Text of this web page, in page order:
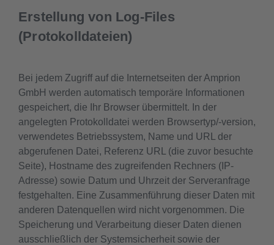
Erstellung von Log-Files
(Protokolldateien)
Bei jedem Zugriff auf die Internetseiten der Amprion
GmbH werden automatisch temporäre Informationen
gespeichert, die Ihr Browser übermittelt. In der
angelegten Protokolldatei werden Browsertyp/-version,
verwendetes Betriebssystem, Name und URL der
abgerufenen Datei, Referenz URL (die zuvor besuchte
Seite), Hostname des zugreifenden Rechners (IP-
Adresse) sowie Datum und Uhrzeit der Serveranfrage
festgehalten. Eine Zusammenführung dieser Daten mit
anderen Datenquellen wird nicht vorgenommen. Die
Speicherung und Verarbeitung dieser Daten dienen
ausschließlich der Systemsicherheit sowie der